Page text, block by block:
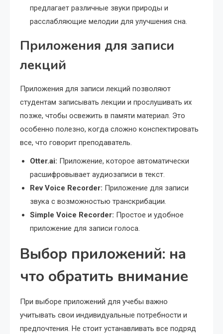
предлагает различные звуки природы и
расслабляющие мелодии для улучшения сна.
Приложения для записи
лекций
Приложения для записи лекций позволяют
студентам записывать лекции и прослушивать их
позже, чтобы освежить в памяти материал. Это
особенно полезно, когда сложно конспектировать
все, что говорит преподаватель.
Otter.ai: Приложение, которое автоматически
расшифровывает аудиозаписи в текст.
Rev Voice Recorder: Приложение для записи
звука с возможностью транскрибации.
Simple Voice Recorder: Простое и удобное
приложение для записи голоса.
Выбор приложений: на
что обратить внимание
При выборе приложений для учебы важно
учитывать свои индивидуальные потребности и
предпочтения. Не стоит устанавливать все подряд